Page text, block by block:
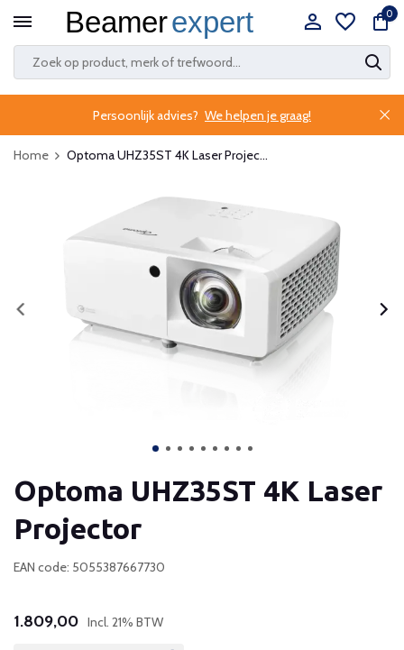
0
Persoonlijk advies? We helpen je graag!
Home Optoma UHZ35ST 4K Laser Projec...
Optoma UHZ35ST 4K Laser
Projector
EAN code: 5055387667730
1.809,00 Incl. 21% BTW